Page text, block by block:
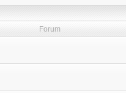
Forum